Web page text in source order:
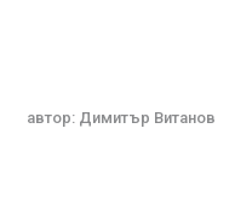
автор: Димитър Витанов